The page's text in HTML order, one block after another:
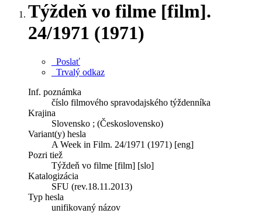
Týždeň vo filme [film].
24/1971 (1971)
Poslať
Trvalý odkaz
Inf. poznámka
číslo filmového spravodajského týždenníka
Krajina
Slovensko ; (Československo)
Variant(y) hesla
A Week in Film. 24/1971 (1971) [eng]
Pozri tiež
Týždeň vo filme [film] [slo]
Katalogizácia
SFU (rev.18.11.2013)
Typ hesla
unifikovaný názov